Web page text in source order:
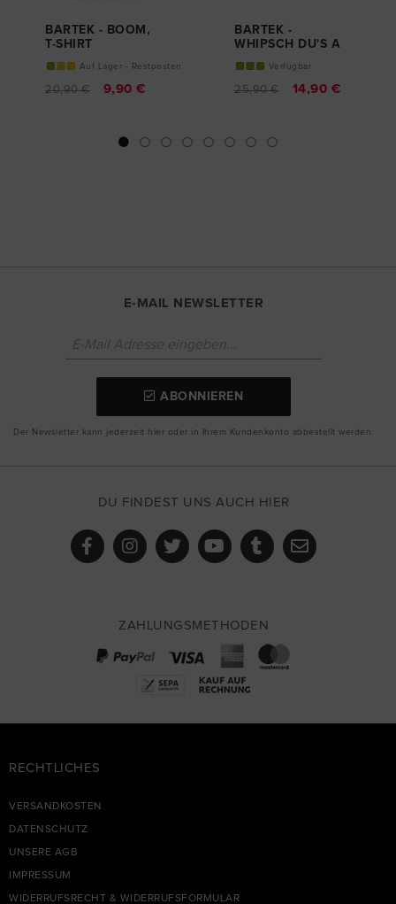
BARTEK - BOOM,
T-SHIRT
Auf Lager - Restposten
20,90 € 9,90 €
BARTEK -
WHIPSCH DU'S A
Verfügbar
25,90 € 14,90 €
E-MAIL NEWSLETTER
ABONNIEREN
Der Newsletter kann jederzeit hier oder in Ihrem Kundenkonto abbestellt werden.
DU FINDEST UNS AUCH HIER
ZAHLUNGSMETHODEN
RECHTLICHES
VERSANDKOSTEN
DATENSCHUTZ
UNSERE AGB
IMPRESSUM
WIDERRUFSRECHT & WIDERRUFSFORMULAR